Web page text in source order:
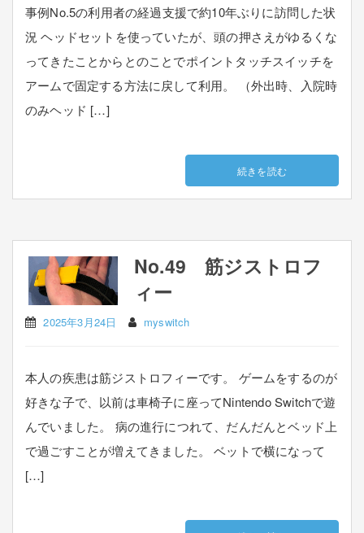
事例No.5の利用者の経過支援で約10年ぶりに訪問した状
況 ヘッドセットを使っていたが、頭の押さえがゆるくな
ってきたことからとのことでポイントタッチスイッチを
アームで固定する方法に戻して利用。 （外出時、入院時
のみヘッド […]
続きを読む
No.49 筋ジストロフ
ィー
2025年3月24日 myswitch
本人の疾患は筋ジストロフィーです。 ゲームをするのが
好きな子で、以前は車椅子に座ってNintendo Switchで遊
んでいました。 病の進行につれて、だんだんとベッド上
で過ごすことが増えてきました。 ベットで横になって
[…]